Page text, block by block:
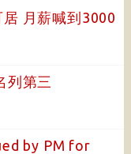
月薪喊到3000
列第三
by PM for